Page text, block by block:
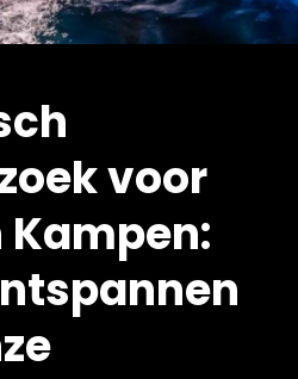
voor